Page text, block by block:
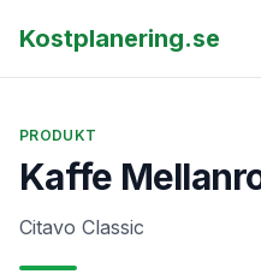
Kostplanering.se
PRODUKT
Kaffe
Citavo Classic